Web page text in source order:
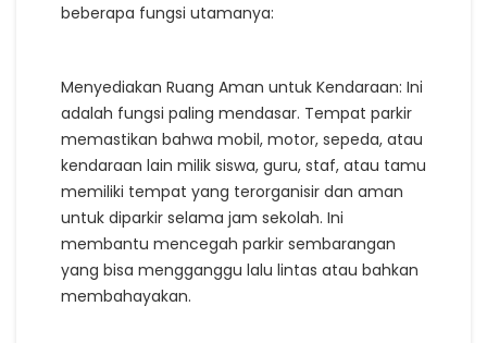
beberapa fungsi utamanya:
Menyediakan Ruang Aman untuk Kendaraan: Ini
adalah fungsi paling mendasar. Tempat parkir
memastikan bahwa mobil, motor, sepeda, atau
kendaraan lain milik siswa, guru, staf, atau tamu
memiliki tempat yang terorganisir dan aman
untuk diparkir selama jam sekolah. Ini
membantu mencegah parkir sembarangan
yang bisa mengganggu lalu lintas atau bahkan
membahayakan.